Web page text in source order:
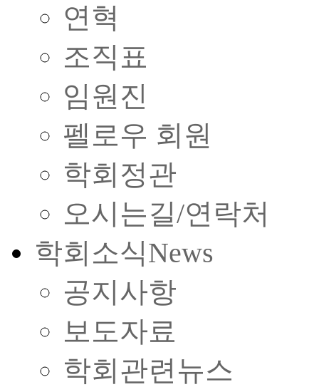
연혁
조직표
임원진
펠로우 회원
학회정관
오시는길/연락처
학회소식News
공지사항
보도자료
학회관련뉴스